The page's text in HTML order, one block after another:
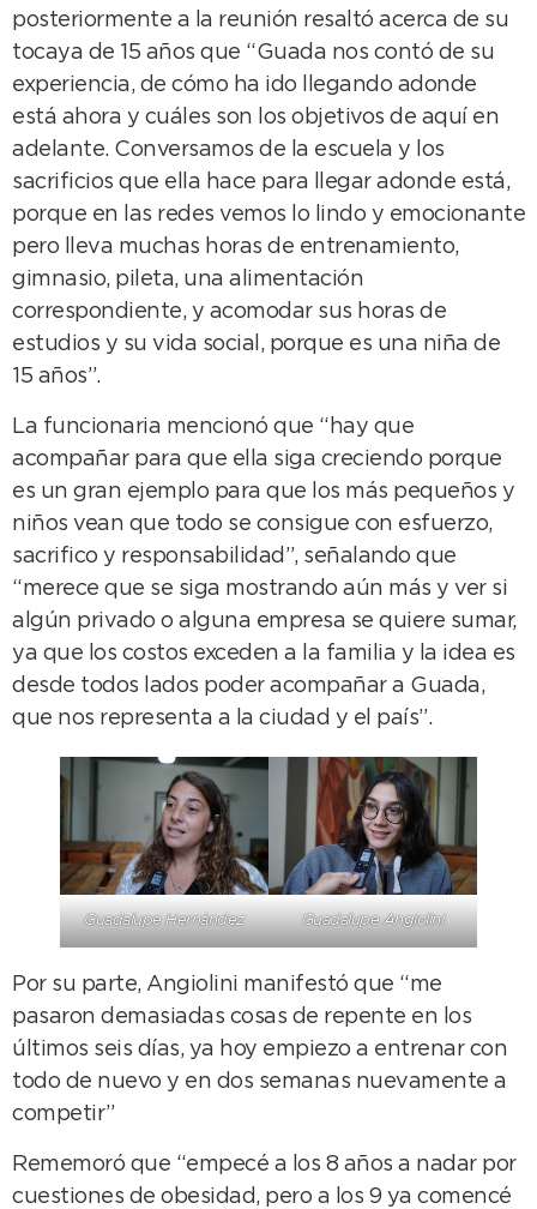
posteriormente a la reunión resaltó acerca de su
tocaya de 15 años que “Guada nos contó de su
experiencia, de cómo ha ido llegando adonde
está ahora y cuáles son los objetivos de aquí en
adelante. Conversamos de la escuela y los
sacrificios que ella hace para llegar adonde está,
porque en las redes vemos lo lindo y emocionante
pero lleva muchas horas de entrenamiento,
gimnasio, pileta, una alimentación
correspondiente, y acomodar sus horas de
estudios y su vida social, porque es una niña de
15 años”.
La funcionaria mencionó que “hay que
acompañar para que ella siga creciendo porque
es un gran ejemplo para que los más pequeños y
niños vean que todo se consigue con esfuerzo,
sacrifico y responsabilidad”, señalando que
“merece que se siga mostrando aún más y ver si
algún privado o alguna empresa se quiere sumar,
ya que los costos exceden a la familia y la idea es
desde todos lados poder acompañar a Guada,
que nos representa a la ciudad y el país”.
Guadalupe Hernández Guadalupe Angiolini
Por su parte, Angiolini manifestó que “me
pasaron demasiadas cosas de repente en los
últimos seis días, ya hoy empiezo a entrenar con
todo de nuevo y en dos semanas nuevamente a
competir”
Rememoró que “empecé a los 8 años a nadar por
cuestiones de obesidad, pero a los 9 ya comencé